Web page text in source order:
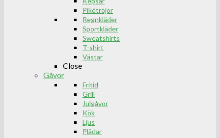
Pikétröjor
Regnkläder
Sportkläder
Sweatshirts
T-shirt
Västar
Close
Gåvor
Fritid
Grill
Julgåvor
Kök
Ljus
Plädar